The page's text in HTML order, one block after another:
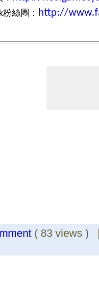
粉絲團： http://
( 83 views